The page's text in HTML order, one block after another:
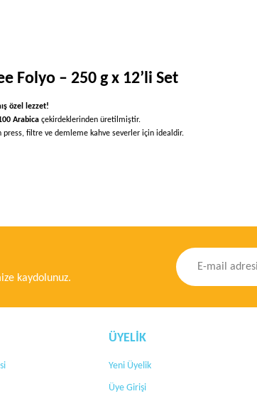
Folyo – 250 g x 12’li Set
özel lezzet!
Arabica çekirdeklerinden üretilmiştir.
press, filtre ve demleme kahve severler için idealdir.
kaydolunuz.
ÜYELİK
Yeni Üyelik
Üye Girişi